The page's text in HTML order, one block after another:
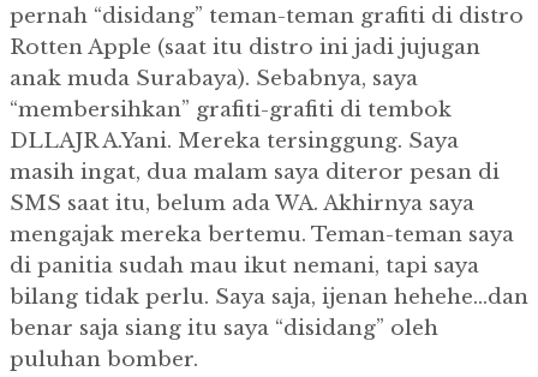
pernah “disidang” teman-teman grafiti di distro
Rotten Apple (saat itu distro ini jadi jujugan
anak muda Surabaya). Sebabnya, saya
“membersihkan” grafiti-grafiti di tembok
DLLAJR A.Yani. Mereka tersinggung. Saya
masih ingat, dua malam saya diteror pesan di
SMS saat itu, belum ada WA. Akhirnya saya
mengajak mereka bertemu. Teman-teman saya
di panitia sudah mau ikut nemani, tapi saya
bilang tidak perlu. Saya saja, ijenan hehehe…dan
benar saja siang itu saya “disidang” oleh
puluhan bomber.